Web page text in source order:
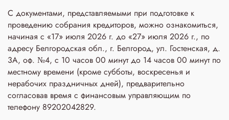
С документами, представляемыми при подготовке к
проведению собрания кредиторов, можно ознакомиться,
начиная с «17» июля 2026 г. до «27» июля 2026 г., по
адресу Белгородская обл., г. Белгород, ул. Гостенская, д.
3A, оф. №4, с 10 часов 00 минут до 14 часов 00 минут по
местному времени (кроме субботы, воскресенья и
нерабочих праздничных дней), предварительно
согласовав время с финансовым управляющим по
телефону 89202042829.